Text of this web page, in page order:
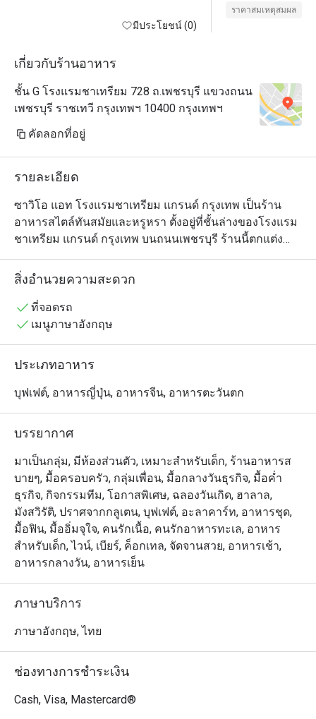
มีประโยชน์ (0)
They serve
pork belly with
turnips.
Surprisingly, my
though I think
Overall, the
value for money.
variety, but
599.50 THB per
unlimited TWG
ราคาสมเหตุสมผล
เกี่ยวกับร้านอาหาร
ชั้น G โรงแรมชาเทรียม 728 ถ.เพชรบุรี แขวงถนน
เพชรบุรี ราชเทวี กรุงเทพฯ 10400 กรุงเทพฯ
คัดลอกที่อยู่
รายละเอียด
ซาวิโอ แอท โรงแรมชาเทรียม แกรนด์ กรุงเทพ เป็นร้าน
อาหารสไตล์ทันสมัยและหรูหรา ตั้งอยู่ที่ชั้นล่างของโรงแรม
ชาเทรียม แกรนด์ กรุงเทพ บนถนนเพชรบุรี ร้านนี้ตกแต่ง
ด้วยดีไซน์ที่ทันสมัย มีที่นั่งกว้างขวางและแสงไฟอบอุ่น สร้าง
บรรยากาศที่เป็นมิตรและสะดวกสบาย เมนูอาหารมีความ
ร่วมสมัย ปรุงด้วยวัตถุดิบสดใหม่และคุณภาพสูง เหมาะ
สำหรับมื้ออาหารในชีวิตประจำวันหรือโอกาสพิเศษ โดยให้
อาหารที่น่าจดจำใจกลางกรุงเทพฯ
สิ่งอำนวยความสะดวก
ที่จอดรถ
เมนูภาษาอังกฤษ
ประเภทอาหาร
บุฟเฟต์, อาหารญี่ปุ่น, อาหารจีน, อาหารตะวันตก
บรรยากาศ
มาเป็นกลุ่ม, มีห้องส่วนตัว, เหมาะสำหรับเด็ก, ร้านอาหารส
บายๆ, มื้อครอบครัว, กลุ่มเพื่อน, มื้อกลางวันธุรกิจ, มื้อค่ำ
ธุรกิจ, กิจกรรมทีม, โอกาสพิเศษ, ฉลองวันเกิด, ฮาลาล,
มังสวิรัติ, ปราศจากกลูเตน, บุฟเฟต์, อะลาคาร์ท, อาหารชุด,
มื้อฟิน, มื้ออิ่มจุใจ, คนรักเนื้อ, คนรักอาหารทะเล, อาหาร
สำหรับเด็ก, ไวน์, เบียร์, ค็อกเทล, จัดจานสวย, อาหารเช้า,
อาหารกลางวัน, อาหารเย็น
ภาษาบริการ
ภาษาอังกฤษ, ไทย
ช่องทางการชำระเงิน
Cash, Visa, Mastercard®